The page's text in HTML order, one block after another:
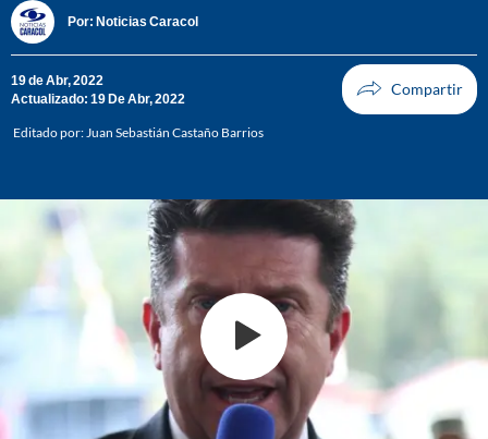
Por: Noticias Caracol
19 de Abr, 2022
Actualizado: 19 De Abr, 2022
Editado por: Juan Sebastián Castaño Barrios